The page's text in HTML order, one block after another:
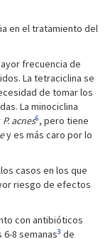
en el tratamiento del
frecuencia de
La tetraciclina se
de tomar los
La minociclina
P. acnes6, pero tiene
y es más caro por lo
casos en los que
riesgo de efectos
con antibióticos
8 semanas3 de